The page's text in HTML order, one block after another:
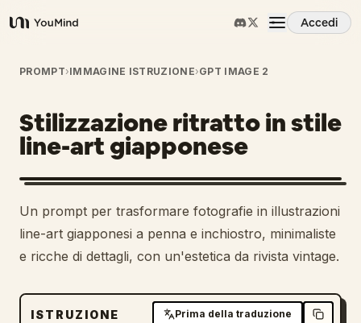
YouMind
Accedi
Panoramica
Casi d'uso
Abilità
Prompt
PROMPT›IMMAGINE ISTRUZIONE›GPT IMAGE 2
Stilizzazione ritratto in stile
line-art giapponese
Un prompt per trasformare fotografie in illustrazioni
line-art giapponesi a penna e inchiostro, minimaliste
e ricche di dettagli, con un'estetica da rivista vintage.
ISTRUZIONE Prima della traduzione